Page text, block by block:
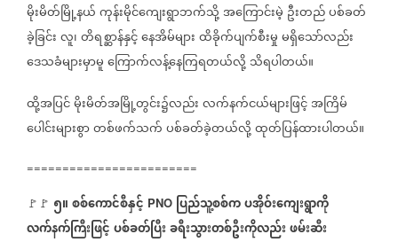
မိုးမိတ်မြို့နယ်ကုန်းမိုင်ကျေးရွာဘက်သို့အကြောင်းမဲ့ ဦးတည်ပစ်ခတ်
ခဲ့ခြင်းလူ၊တိရစ္ဆာန်နှင့်နေအိမ်များထိခိုက်ပျက်စီးမှုမရှိသော်လည်း
ဒေသခံများမှာမူကြောက်လန့်နေကြရတယ်လို့သိရပါတယ်။
ထို့အပြင်မိုးမိတ်အမြို့တွင်း၌လည်းလက်နက်ငယ်များဖြင့်အကြိမ်
ပေါင်းများစွာတစ်ဖက်သက်ပစ်ခတ်ခဲ့တယ်လို့ထုတ်ပြန်ထားပါတယ်။
========================
🚩🚩 ၅။စစ်ကောင်စီနှင့် PNO ပြည်သူ့စစ်ကပအိုဝ်းကျေးရွာကို
လက်နက်ကြီးဖြင့်ပစ်ခတ်ပြီးခရီးသွားတစ်ဦးကိုလည်းဖမ်းဆီး